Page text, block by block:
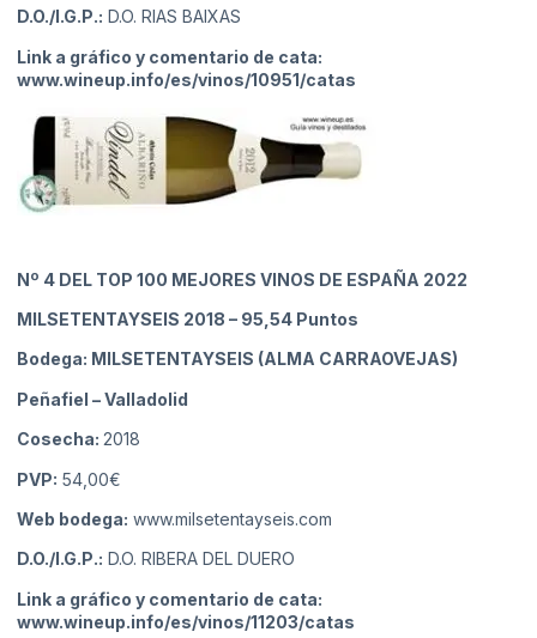
D.O./I.G.P.: D.O. RIAS BAIXAS
Link a gráfico y comentario de cata:
www.wineup.info/es/vinos/10951/catas
Nº 4 DEL TOP 100 MEJORES VINOS DE ESPAÑA 2022
MILSETENTAYSEIS 2018 – 95,54 Puntos
Bodega: MILSETENTAYSEIS (ALMA CARRAOVEJAS)
Peñafiel – Valladolid
Cosecha: 2018
PVP: 54,00€
Web bodega: www.milsetentayseis.com
D.O./I.G.P.: D.O. RIBERA DEL DUERO
Link a gráfico y comentario de cata:
www.wineup.info/es/vinos/11203/catas